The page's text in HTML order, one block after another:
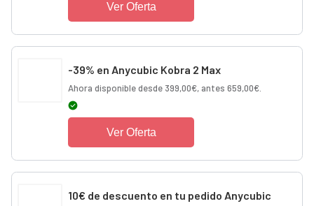
Ver Oferta
-39% en Anycubic Kobra 2 Max
Ahora disponible desde 399,00€, antes 659,00€.
Ver Oferta
10€ de descuento en tu pedido Anycubic